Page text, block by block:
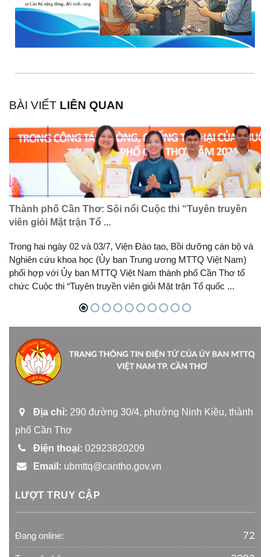
BÀI VIẾT LIÊN QUAN
Thành phố Cần Thơ: Sôi nổi Cuộc thi “Tuyên truyền
viên giỏi Mặt trận Tổ ...
Trong hai ngày 02 và 03/7, Viện Đào tạo, Bồi dưỡng cán bộ và
Nghiên cứu khoa học (Ủy ban Trung ương MTTQ Việt Nam)
phối hợp với Ủy ban MTTQ Việt Nam thành phố Cần Thơ tổ
chức Cuộc thi “Tuyên truyền viên giỏi Mặt trận Tổ quốc ...
Địa chỉ: 290 đường 30/4, phường Ninh Kiều, thành
phố Cần Thơ
Điện thoại: 02923820209
Email: ubmttq@cantho.gov.vn
LƯỢT TRUY CẬP
Đang online: 72